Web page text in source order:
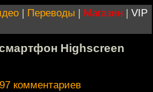
| Переводы | Магазин | VIP
Highscreen
97 комментариев